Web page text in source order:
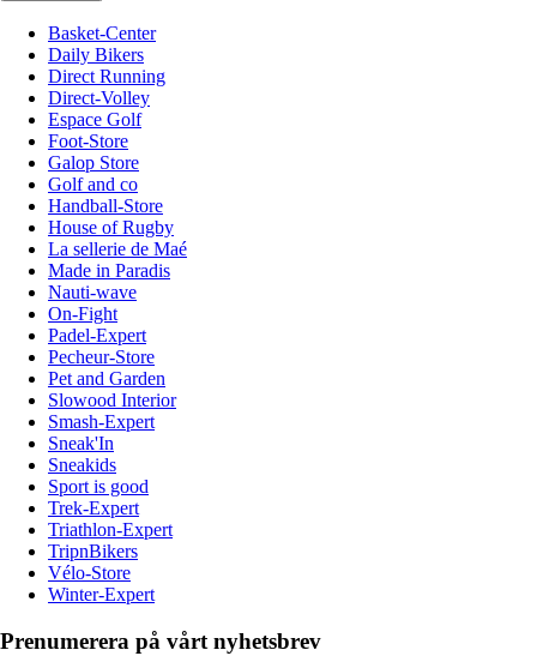
Basket-Center
Daily Bikers
Direct Running
Direct-Volley
Espace Golf
Foot-Store
Galop Store
Golf and co
Handball-Store
House of Rugby
La sellerie de Maé
Made in Paradis
Nauti-wave
On-Fight
Padel-Expert
Pecheur-Store
Pet and Garden
Slowood Interior
Smash-Expert
Sneak'In
Sneakids
Sport is good
Trek-Expert
Triathlon-Expert
TripnBikers
Vélo-Store
Winter-Expert
Prenumerera på vårt nyhetsbrev